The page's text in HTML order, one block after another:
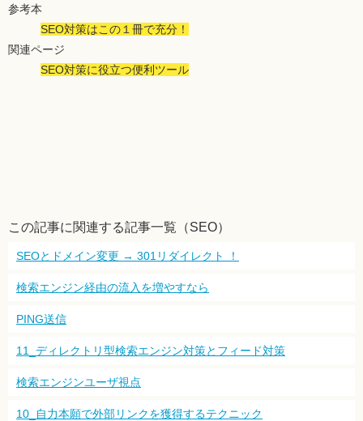
参考本
SEO対策はこの１冊で充分！
関連ページ
SEO対策に役立つ便利ツール
この記事に関連する記事一覧（SEO）
SEOとドメイン変更 → 301リダイレクト ！
検索エンジン経由の流入を増やすなら
PING送信
11_ディレクトリ型検索エンジン対策とフィード対策
検索エンジンユーザ視点
10_自力本願で外部リンクを獲得するテクニック